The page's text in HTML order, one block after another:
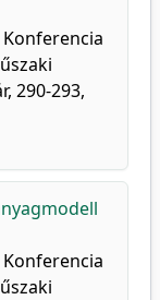
Konferencia
290-293,
Konferencia